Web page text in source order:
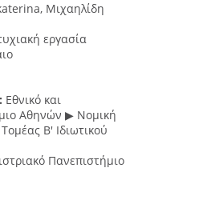
Μιχαηλίδη
εργασία
Εθνικό και
Αθηνών ▶ Νομική
Β' Ιδιωτικού
Πανεπιστήμιο